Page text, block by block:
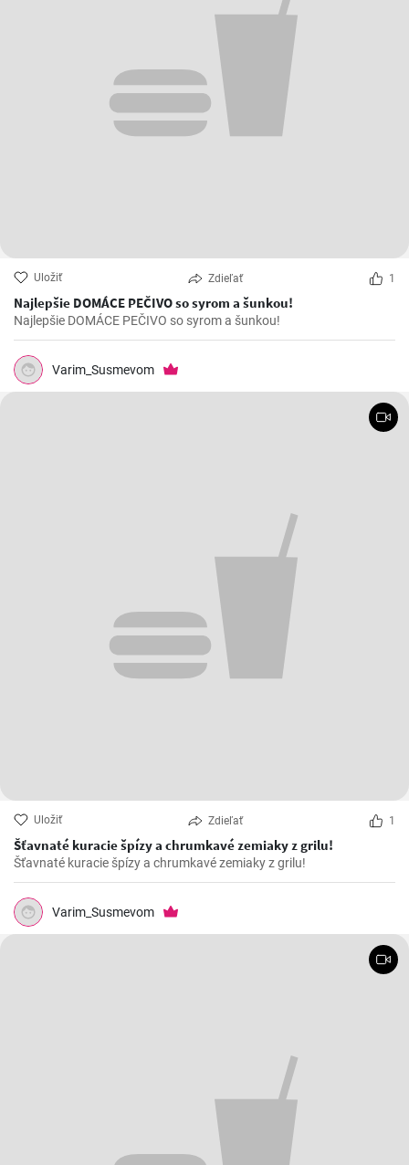
Uložiť Zdieľať 1
Najlepšie DOMÁCE PEČIVO so syrom a šunkou!
Najlepšie DOMÁCE PEČIVO so syrom a šunkou!
Varim_Susmevom
Uložiť Zdieľať 1
Šťavnaté kuracie špízy a chrumkavé zemiaky z grilu!
Šťavnaté kuracie špízy a chrumkavé zemiaky z grilu!
Varim_Susmevom